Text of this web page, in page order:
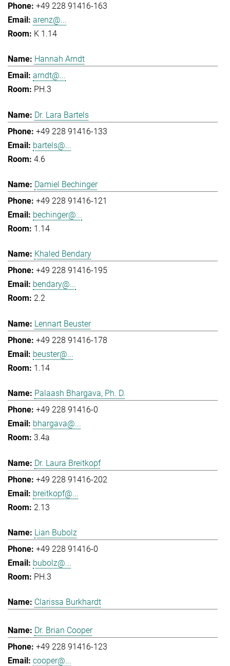
+49 228 91416-163
arenz@...
K 1.14
Hannah Arndt
arndt@...
PH.3
Dr. Lara Bartels
+49 228 91416-133
bartels@...
4.6
Damiel Bechinger
+49 228 91416-121
bechinger@...
1.14
Khaled Bendary
+49 228 91416-195
bendary@...
2.2
Lennart Beuster
+49 228 91416-178
beuster@...
1.14
Palaash Bhargava, Ph. D.
+49 228 91416-0
bhargava@...
3.4a
Dr. Laura Breitkopf
+49 228 91416-202
breitkopf@...
2.13
Lian Bubolz
+49 228 91416-0
bubolz@...
PH.3
Clarissa Burkhardt
Dr. Brian Cooper
+49 228 91416-123
cooper@...